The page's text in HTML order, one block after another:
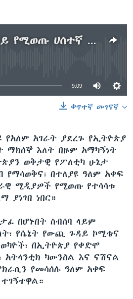
"በኢትዮጵያ ጉዳይ የሚወጡ ሀሰተኛ መረጃዎች ህብረተሰቡን እያሳሳቱ ነው" - የኢትዮጵያ ሲቪክ ማህበራት ጥምረት
currently available
9:09
ቀጥተኛ መገናኛ
አገራት ያደረጉ የኢትዮጵያ
ማክሰኞ እለት በዙም አማካኝነት
ወቅታዊ የፖለቲካ ሁኔታ
የማሳወቅና፣ በተለያዩ ዓለም አቀፍ
ሚዲያዎች የሚወጡ የተሳሳቱ
ያነገበ ነበር።
በሆኑበት ስብሰባ ላይም
የሴኔት የውጪ ጉዳይ ኮሚቴና
በኢትዮጵያ የቀድሞ
አትላንቲክ ካውንስል እና ናሽናል
የመሳሰሉ ዓለም አቀፍ